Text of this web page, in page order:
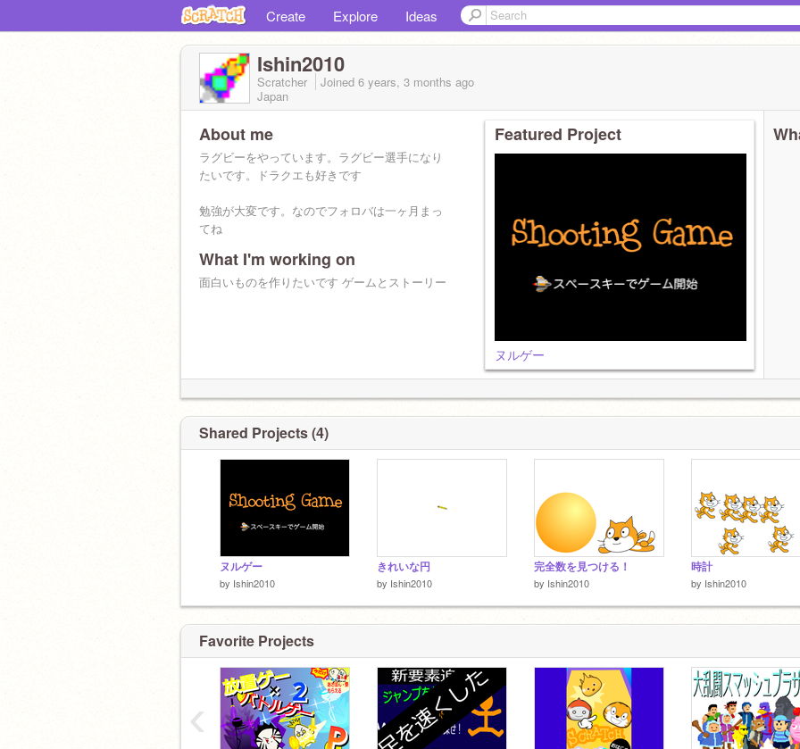
Create Explore Ideas
Ishin2010
Scratcher Joined 6 years, 3 months ago
Japan
About me
ラグビーをやっています。ラグビー選手になり
たいです。ドラクエも好きです
勉強が大変です。なのでフォロバは一ヶ月まっ
てね
What I'm working on
面白いものを作りたいです ゲームとストーリー
Featured Project
ヌルゲー
Shared Projects (4)
ヌルゲー
by Ishin2010
きれいな円
by Ishin2010
完全数を見つける！
by Ishin2010
時計
by Ishin2010
Favorite Projects
‹